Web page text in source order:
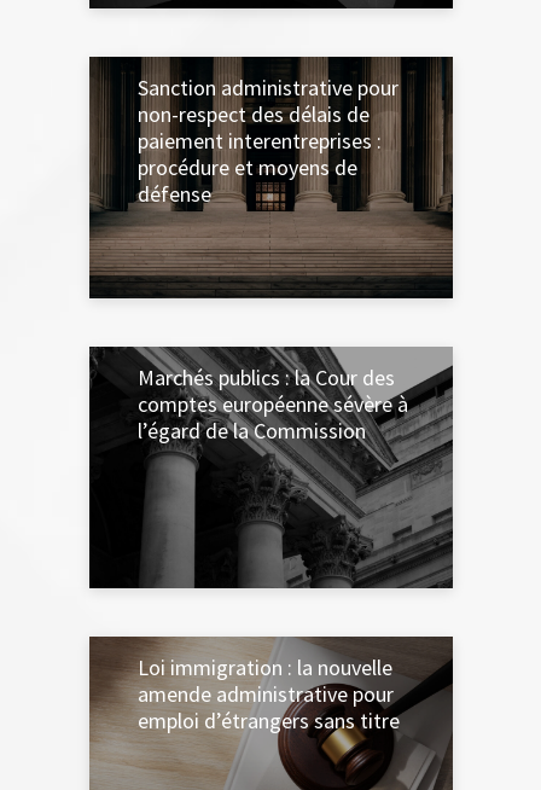
4 MARS 2024
Sanction administrative pour
non-respect des délais de
paiement interentreprises :
procédure et moyens de
défense
Marchés publics : la Cour des
comptes européenne sévère à
l’égard de la Commission
Loi immigration : la nouvelle
amende administrative pour
emploi d’étrangers sans titre